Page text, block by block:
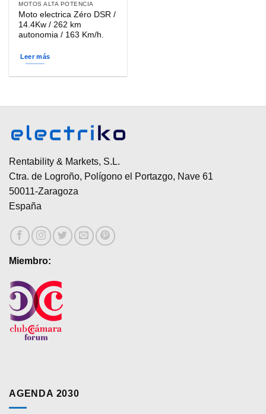
MOTOS ALTA POTENCIA
Moto electrica Zéro DSR /
14.4Kw / 262 km
autonomia / 163 Km/h.
Leer más
Rentability & Markets, S.L.
Ctra. de Logroño, Polígono el Portazgo, Nave 61
50011-Zaragoza
España
Miembro:
AGENDA 2030